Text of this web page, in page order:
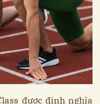
được định nghĩa